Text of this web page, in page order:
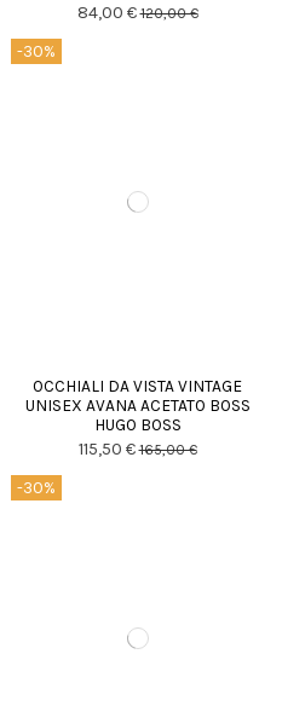
84,00 €120,00 €
-30%
OCCHIALI DA VISTA VINTAGE
UNISEX AVANA ACETATO BOSS
HUGO BOSS
115,50 €165,00 €
-30%